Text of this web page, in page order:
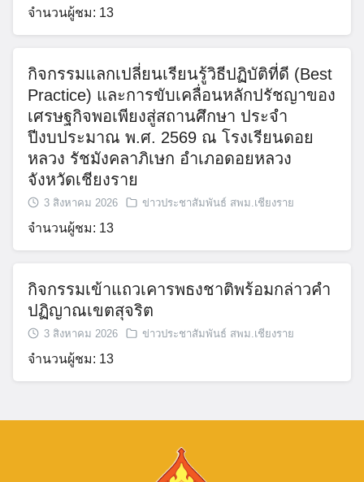
จำนวนผู้ชม: 13
กิจกรรมแลกเปลี่ยนเรียนรู้วิธีปฏิบัติที่ดี (Best
Practice) และการขับเคลื่อนหลักปรัชญาของ
เศรษฐกิจพอเพียงสู่สถานศึกษา ประจำ
ปีงบประมาณ พ.ศ. 2569 ณ โรงเรียนดอย
หลวง รัชมังคลาภิเษก อำเภอดอยหลวง
จังหวัดเชียงราย
3 สิงหาคม 2026 ข่าวประชาสัมพันธ์ สพม.เชียงราย
จำนวนผู้ชม: 13
กิจกรรมเข้าแถวเคารพธงชาติพร้อมกล่าวคำ
ปฏิญาณเขตสุจริต
3 สิงหาคม 2026 ข่าวประชาสัมพันธ์ สพม.เชียงราย
จำนวนผู้ชม: 13